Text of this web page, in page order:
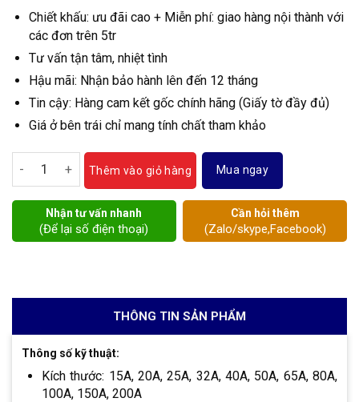
Chiết khấu: ưu đãi cao + Miễn phí: giao hàng nội thành với
các đơn trên 5tr
Tư vấn tận tâm, nhiệt tình
Hậu mãi: Nhận bảo hành lên đến 12 tháng
Tin cậy: Hàng cam kết gốc chính hãng (Giấy tờ đầy đủ)
Giá ở bên trái chỉ mang tính chất tham khảo
Van điện từ inox Round star số lượng
Thêm vào giỏ hàng Mua ngay
Nhận tư vấn nhanh
(Để lại số điện thoại)
Cần hỏi thêm
(Zalo/skype,Facebook)
THÔNG TIN SẢN PHẨM
Thông số kỹ thuật:
Kích thước: 15A, 20A, 25A, 32A, 40A, 50A, 65A, 80A,
100A, 150A, 200A